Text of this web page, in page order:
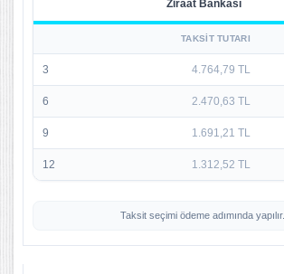
Ziraat Bankası
TAKSIT TUTARI
3 4.764,79 TL
6 2.470,63 TL
9 1.691,21 TL
12 1.312,52 TL
Taksit seçimi ödeme adımında yapılır.